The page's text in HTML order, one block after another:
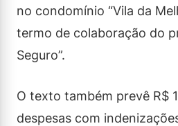
no condomínio “Vila da
termo de colaboração do
Seguro”.
O texto também prevê R$
despesas com